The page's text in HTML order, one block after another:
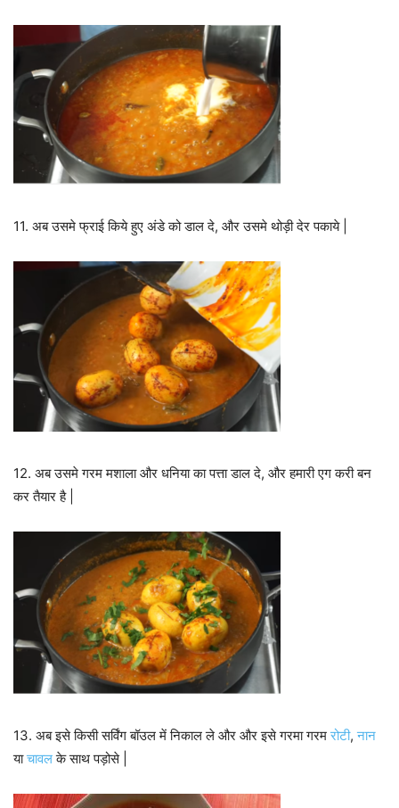
11. अब उसमे फ्राई किये हुए अंडे को डाल दे, और उसमे थोड़ी देर पकाये |
12. अब उसमे गरम मशाला और धनिया का पत्ता डाल दे, और हमारी एग करी बन
कर तैयार है |
13. अब इसे किसी सर्विंग बॉउल में निकाल ले और और इसे गरमा गरमरोटी,नान
याचावलके साथ पड़ोसे |